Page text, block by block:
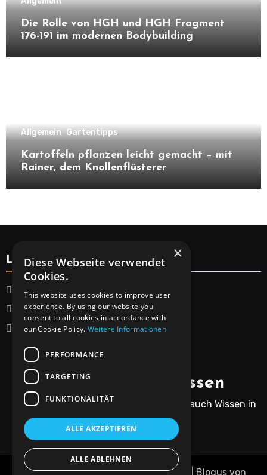
Die Rolle von HGH und HGH Fragment
176-191 im modernen Bodybuilding
Allgemein Gartentipps
Kartoffeln pflanzen leicht gemacht – mit
Rainer, dem Knollenflüsterer
Legal
Startseite
Datenschutzerklärung
Impressum
Rainers Gartenwissen
Rainer bringt nicht nur Humor, sondern auch Wissen in
den Gartenalltag.
Copyright © Alle Rechte vorbehalten. Blogusvon
×
Diese Webseite verwendet
Cookies.
This website uses cookies to improve user
experience. By using our website you
consent to all cookies in accordance with
our Cookie Policy. Weitere Informationen
PERFORMANCE
TARGETING
FUNKTIONALITÄT
ALLE AKZEPTIEREN
ALLE ABLEHNEN